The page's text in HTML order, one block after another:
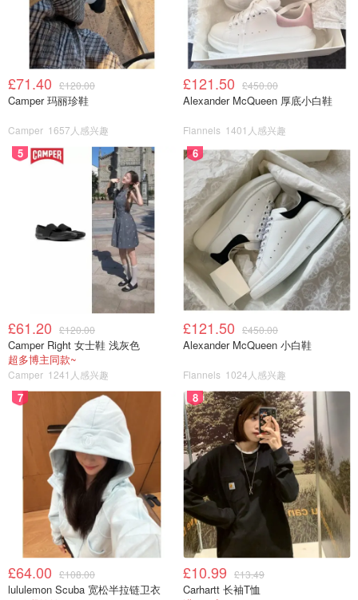
£71.40 £120.00
Camper 玛丽珍鞋
Camper 1657人感兴趣
£121.50 £450.00
Alexander McQueen 厚底小白鞋
Flannels 1401人感兴趣
5
£61.20 £120.00
Camper Right 女士鞋 浅灰色
超多博主同款~
Camper 1241人感兴趣
6
£121.50 £450.00
Alexander McQueen 小白鞋
Flannels 1024人感兴趣
7
£64.00 £108.00
lululemon Scuba 宽松半拉链卫衣
8
£10.99 £13.49
Carhartt 长袖T恤